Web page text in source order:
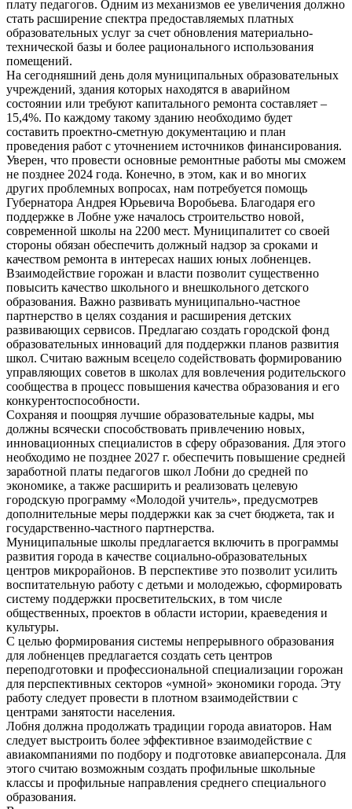
плату педагогов. Одним из механизмов ее увеличения должно
стать расширение спектра предоставляемых платных
образовательных услуг за счет обновления материально-
технической базы и более рационального использования
помещений.
На сегодняшний день доля муниципальных образовательных
учреждений, здания которых находятся в аварийном
состоянии или требуют капитального ремонта составляет –
15,4%. По каждому такому зданию необходимо будет
составить проектно-сметную документацию и план
проведения работ с уточнением источников финансирования.
Уверен, что провести основные ремонтные работы мы сможем
не позднее 2024 года. Конечно, в этом, как и во многих
других проблемных вопросах, нам потребуется помощь
Губернатора Андрея Юрьевича Воробьева. Благодаря его
поддержке в Лобне уже началось строительство новой,
современной школы на 2200 мест. Муниципалитет со своей
стороны обязан обеспечить должный надзор за сроками и
качеством ремонта в интересах наших юных лобненцев.
Взаимодействие горожан и власти позволит существенно
повысить качество школьного и внешкольного детского
образования. Важно развивать муниципально-частное
партнерство в целях создания и расширения детских
развивающих сервисов. Предлагаю создать городской фонд
образовательных инноваций для поддержки планов развития
школ. Считаю важным всецело содействовать формированию
управляющих советов в школах для вовлечения родительского
сообщества в процесс повышения качества образования и его
конкурентоспособности.
Сохраняя и поощряя лучшие образовательные кадры, мы
должны всячески способствовать привлечению новых,
инновационных специалистов в сферу образования. Для этого
необходимо не позднее 2027 г. обеспечить повышение средней
заработной платы педагогов школ Лобни до средней по
экономике, а также расширить и реализовать целевую
городскую программу «Молодой учитель», предусмотрев
дополнительные меры поддержки как за счет бюджета, так и
государственно-частного партнерства.
Муниципальные школы предлагается включить в программы
развития города в качестве социально-образовательных
центров микрорайонов. В перспективе это позволит усилить
воспитательную работу с детьми и молодежью, сформировать
систему поддержки просветительских, в том числе
общественных, проектов в области истории, краеведения и
культуры.
С целью формирования системы непрерывного образования
для лобненцев предлагается создать сеть центров
переподготовки и профессиональной специализации горожан
для перспективных секторов «умной» экономики города. Эту
работу следует провести в плотном взаимодействии с
центрами занятости населения.
Лобня должна продолжать традиции города авиаторов. Нам
следует выстроить более эффективное взаимодействие с
авиакомпаниями по подбору и подготовке авиаперсонала. Для
этого считаю возможным создать профильные школьные
классы и профильные направления среднего специального
образования.